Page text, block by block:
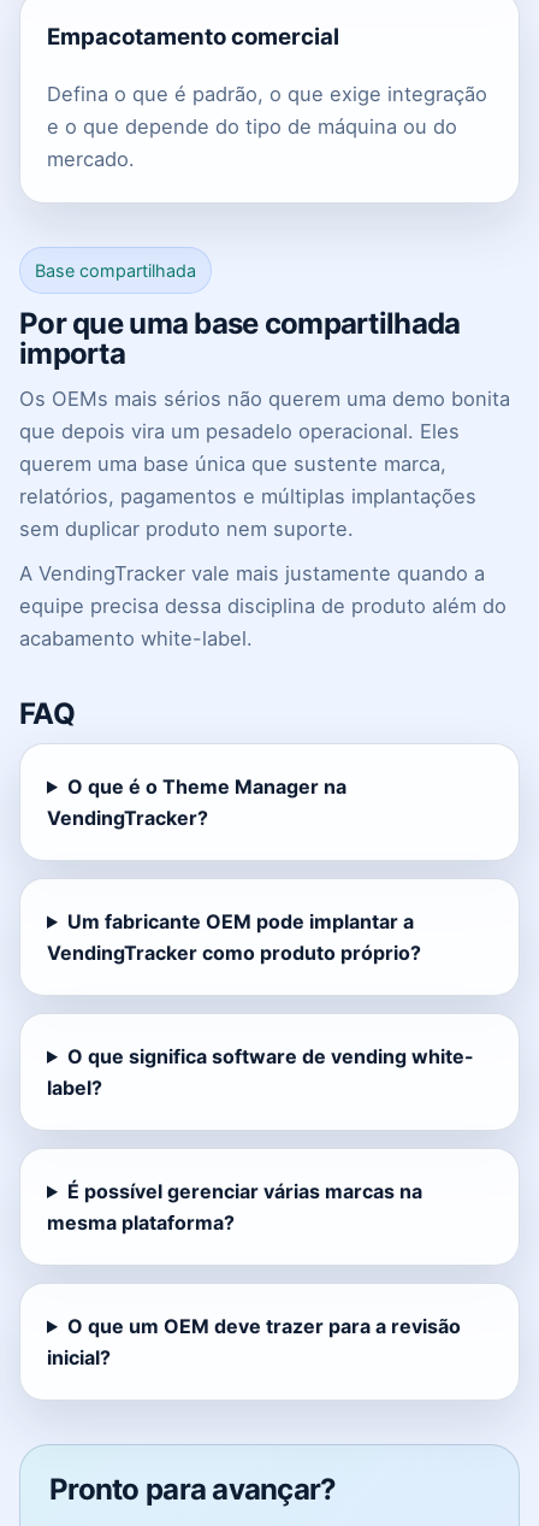
Empacotamento comercial
Defina o que é padrão, o que exige integração
e o que depende do tipo de máquina ou do
mercado.
Base compartilhada
Por que uma base compartilhada
importa
Os OEMs mais sérios não querem uma demo bonita
que depois vira um pesadelo operacional. Eles
querem uma base única que sustente marca,
relatórios, pagamentos e múltiplas implantações
sem duplicar produto nem suporte.
A VendingTracker vale mais justamente quando a
equipe precisa dessa disciplina de produto além do
acabamento white-label.
FAQ
O que é o Theme Manager na
VendingTracker?
Um fabricante OEM pode implantar a
VendingTracker como produto próprio?
O que significa software de vending white-
label?
É possível gerenciar várias marcas na
mesma plataforma?
O que um OEM deve trazer para a revisão
inicial?
Pronto para avançar?